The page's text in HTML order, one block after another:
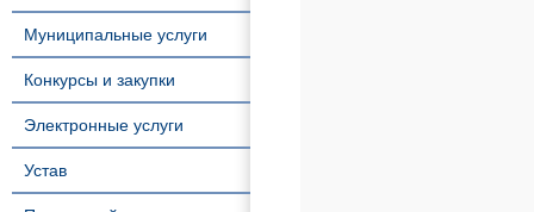
Муниципальные услуги
Конкурсы и закупки
Электронные услуги
Устав